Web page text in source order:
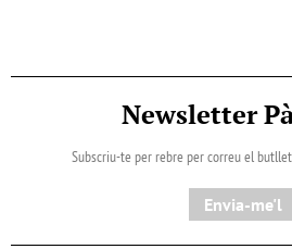
Newsletter
Subscriu-te per rebre per correu el
Envia-me'l